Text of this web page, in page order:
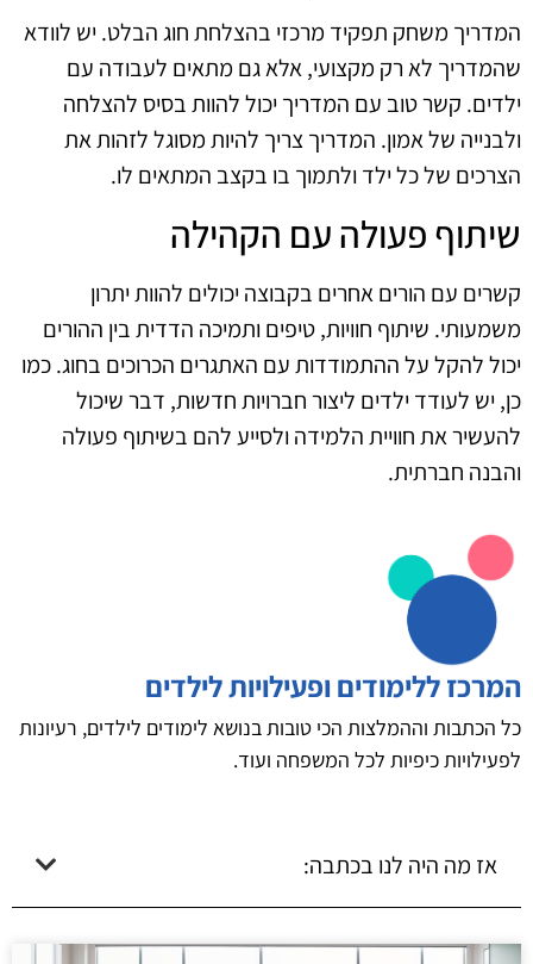
המדריך משחק תפקיד מרכזי בהצלחת חוג הבלט. יש לוודא
שהמדריך לא רק מקצועי, אלא גם מתאים לעבודה עם
ילדים. קשר טוב עם המדריך יכול להוות בסיס להצלחה
ולבנייה של אמון. המדריך צריך להיות מסוגל לזהות את
הצרכים של כל ילד ולתמוך בו בקצב המתאים לו.
שיתוף פעולה עם הקהילה
קשרים עם הורים אחרים בקבוצה יכולים להוות יתרון
משמעותי. שיתוף חוויות, טיפים ותמיכה הדדית בין ההורים
יכול להקל על ההתמודדות עם האתגרים הכרוכים בחוג. כמו
כן, יש לעודד ילדים ליצור חברויות חדשות, דבר שיכול
להעשיר את חוויית הלמידה ולסייע להם בשיתוף פעולה
והבנה חברתית.
המרכז ללימודים ופעילויות לילדים
כל הכתבות וההמלצות הכי טובות בנושא לימודים לילדים, רעיונות
לפעילויות כיפיות לכל המשפחה ועוד.
אז מה היה לנו בכתבה: